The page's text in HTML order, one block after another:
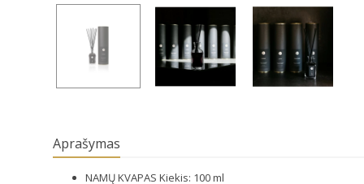
Aprašymas
NAMŲ KVAPAS Kiekis: 100 ml